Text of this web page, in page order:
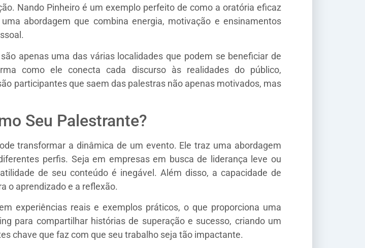
Nando Pinheiro é um exemplo perfeito de como a oratória eficaz
abordagem que combina energia, motivação e ensinamentos
apenas uma das várias localidades que podem se beneficiar de
como ele conecta cada discurso às realidades do público,
participantes que saem das palestras não apenas motivados, mas
Seu Palestrante?
transformar a dinâmica de um evento. Ele traz uma abordagem
perfis. Seja em empresas em busca de liderança leve ou
de seu conteúdo é inegável. Além disso, a capacidade de
o aprendizado e a reflexão.
experiências reais e exemplos práticos, o que proporciona uma
para compartilhar histórias de superação e sucesso, criando um
chave que faz com que seu trabalho seja tão impactante.